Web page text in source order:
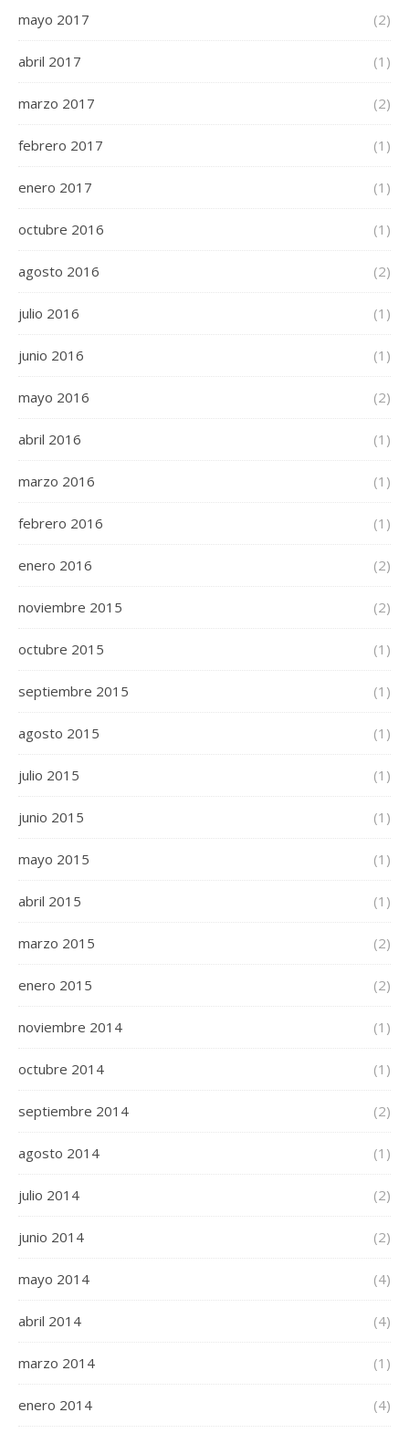
mayo 2017 (2)
abril 2017 (1)
marzo 2017 (2)
febrero 2017 (1)
enero 2017 (1)
octubre 2016 (1)
agosto 2016 (2)
julio 2016 (1)
junio 2016 (1)
mayo 2016 (2)
abril 2016 (1)
marzo 2016 (1)
febrero 2016 (1)
enero 2016 (2)
noviembre 2015 (2)
octubre 2015 (1)
septiembre 2015 (1)
agosto 2015 (1)
julio 2015 (1)
junio 2015 (1)
mayo 2015 (1)
abril 2015 (1)
marzo 2015 (2)
enero 2015 (2)
noviembre 2014 (1)
octubre 2014 (1)
septiembre 2014 (2)
agosto 2014 (1)
julio 2014 (2)
junio 2014 (2)
mayo 2014 (4)
abril 2014 (4)
marzo 2014 (1)
enero 2014 (4)